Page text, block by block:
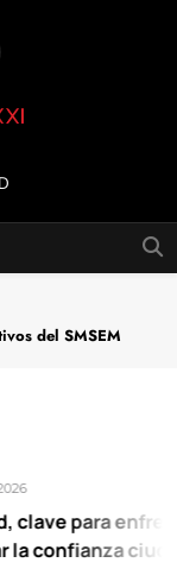
del SMSEM
enfrentar los
ciudadana: